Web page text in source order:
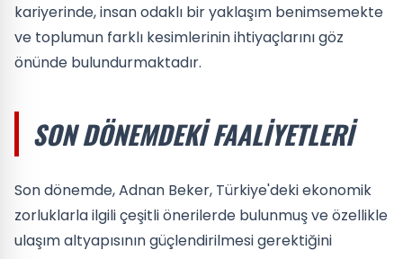
kariyerinde, insan odaklı bir yaklaşım benimsemekte
ve toplumun farklı kesimlerinin ihtiyaçlarını göz
önünde bulundurmaktadır.
SON DÖNEMDEKI FAALIYETLERI
Son dönemde, Adnan Beker, Türkiye'deki ekonomik
zorluklarla ilgili çeşitli önerilerde bulunmuş ve özellikle
ulaşım altyapısının güçlendirilmesi gerektiğini